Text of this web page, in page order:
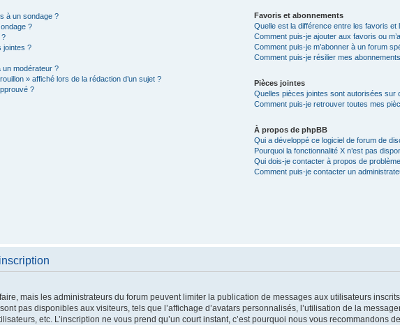
à un sondage ?
?
?
jointes ?
un modérateur ?
» affiché lors de la rédaction d’un sujet ?
?
Favoris et abonnements
Quelle est la différence entre les favoris et
Comment puis-je ajouter aux favoris ou
Comment puis-je m’abonner à un forum
Comment puis-je résilier mes
Pièces jointes
Quelles pièces jointes sont autorisées sur
Comment puis-je retrouver toutes mes
À propos de phpBB
Qui a développé ce logiciel de forum de
Pourquoi la fonctionnalité X n’est pas
Qui dois-je contacter à propos de
Comment puis-je contacter un
mais les administrateurs du forum peuvent limiter la publication de messages aux utilisateurs
pas disponibles aux visiteurs, tels que l’affichage d’avatars personnalisés, l’utilisation de la
etc. L’inscription ne vous prend qu’un court instant, c’est pourquoi nous vous recommandons